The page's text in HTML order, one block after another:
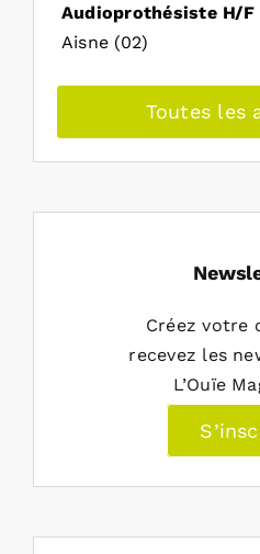
Audioprothésiste H/F
Aisne (02)
Toutes les
Créez votre
recevez les
L’Ouïe